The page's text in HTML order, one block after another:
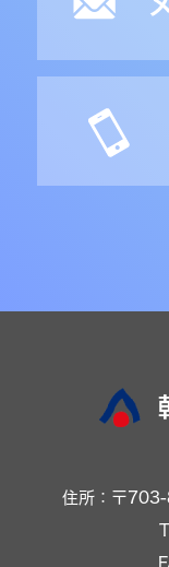
住所：〒